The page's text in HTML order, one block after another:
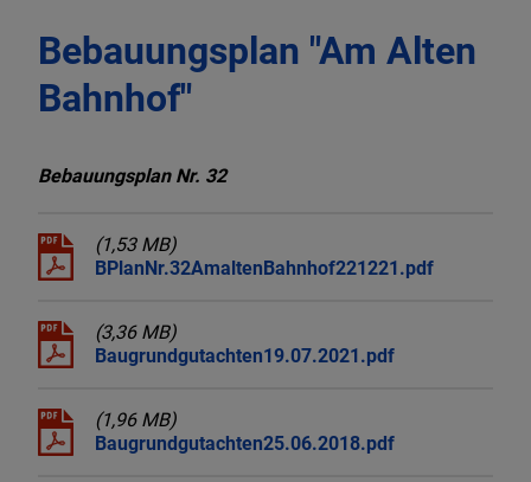
Bebauungsplan "Am Alten
Bahnhof"
Bebauungsplan Nr. 32
(1,53 MB)
BPlanNr.32AmaltenBahnhof221221.pdf
(3,36 MB)
Baugrundgutachten19.07.2021.pdf
(1,96 MB)
Baugrundgutachten25.06.2018.pdf